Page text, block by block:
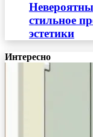
стильное
эстетики
Интересно